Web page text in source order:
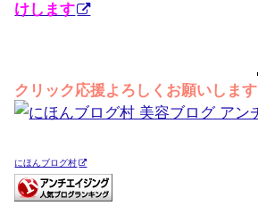
けします
クリック応援よろしくお願いします
にほんブログ村